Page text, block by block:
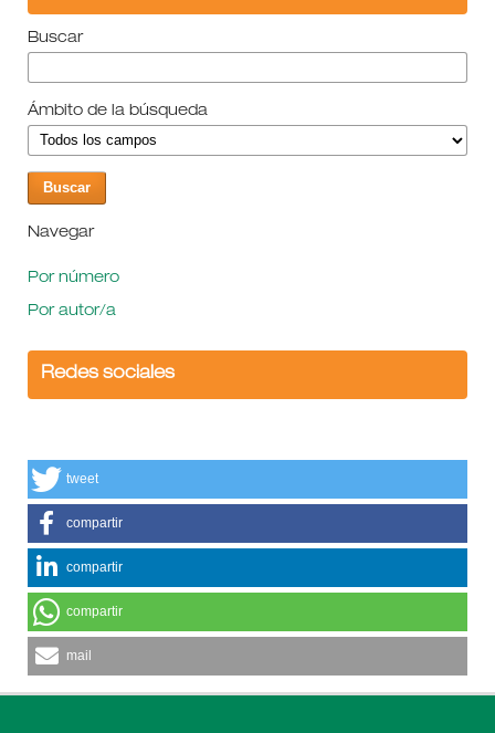
Buscar
Ámbito de la búsqueda
Navegar
Por número
Por autor/a
Redes sociales
tweet
compartir
compartir
compartir
mail